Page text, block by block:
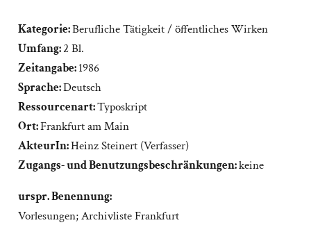
Kategorie:Berufliche Tätigkeit / öffentliches Wirken
Umfang:2 Bl.
Zeitangabe:1986
Sprache:Deutsch
Ressourcenart:Typoskript
Ort:Frankfurt am Main
AkteurIn:Heinz Steinert (Verfasser)
Zugangs- und Benutzungsbeschränkungen:keine
urspr. Benennung:
Vorlesungen; Archivliste Frankfurt